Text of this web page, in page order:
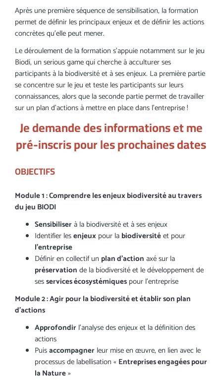
Après une première séquence de sensibilisation, la formation
permet de définir les principaux enjeux et de définir les actions
concrètes qu’elle peut mener.
Le déroulement de la formation s’appuie notamment sur le jeu
Biodi, un serious game qui cherche à acculturer ses
participants à la biodiversité et à ses enjeux. La première partie
se concentre sur le jeu et teste les participants sur leurs
connaissances, alors que la seconde partie permet de travailler
sur un plan d’actions à mettre en place dans l’entreprise !
Je demande des informations et me
pré-inscris pour les prochaines dates
OBJECTIFS
Module 1 : Comprendre les enjeux biodiversité au travers
du jeu BIODI
Sensibiliserà la biodiversité et à ses enjeux
Identifier lesenjeux pour la biodiversitéet pour
l’entreprise
Définir en collectif un plan d’action axé sur la
préservation de la biodiversité et le développement de
sesservices écosystémiques pour l’entreprise
Module 2 : Agir pour la biodiversité et établir son plan
d’actions
Approfondir l’analyse des enjeux et la définition des
actions
Puisaccompagner leur mise en œuvre, en lien avec le
processus de labellisation « Entreprises engagées pour
la Nature»